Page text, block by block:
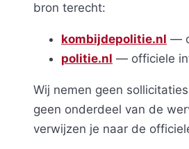
bron terecht:
kombijdepolitie.nl —
politie.nl — officiele
Wij nemen geen
geen onderdeel van de
verwijzen je naar de